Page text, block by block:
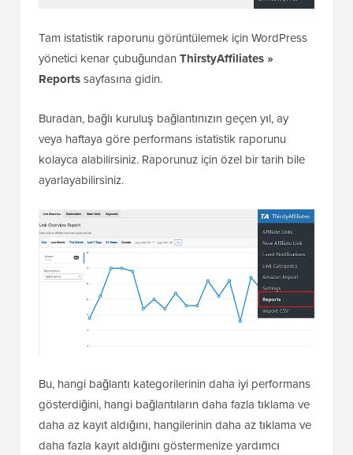
Tam istatistik raporunu görüntülemek için WordPress
yönetici kenar çubuğundan ThirstyAffiliates »
Reportssayfasına gidin.
Buradan, bağlı kuruluş bağlantınızın geçen yıl, ay
veya haftaya göre performans istatistik raporunu
kolayca alabilirsiniz. Raporunuz için özel bir tarih bile
ayarlayabilirsiniz.
Bu, hangi bağlantı kategorilerinin daha iyi performans
gösterdiğini, hangi bağlantıların daha fazla tıklama ve
daha az kayıt aldığını, hangilerinin daha az tıklama ve
daha fazla kayıt aldığını göstermenize yardımcı